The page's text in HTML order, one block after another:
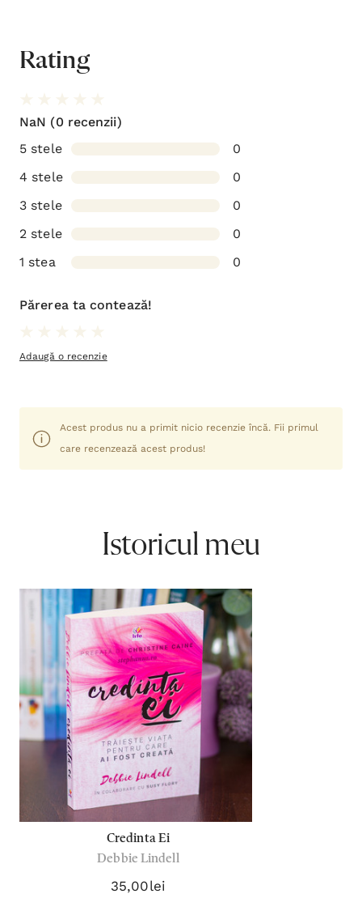
Rating
NaN (0 recenzii)
5 stele
0
4 stele
0
3 stele
0
2 stele
0
1 stea
0
Părerea ta contează!
Adaugă o recenzie
Acest produs nu a primit nicio recenzie încă. Fii primul
care recenzează acest produs!
Istoricul meu
Credinta Ei
Debbie Lindell
35,00lei